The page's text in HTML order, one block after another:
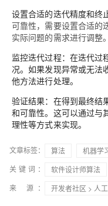
设置合适的迭代精度和终
可靠性，需要设置合适的
实际问题的需求进行调整。
监控迭代过程：在迭代过
况。如果发现异常或无法
他方法进行处理。
验证结果：在得到最终结
和可靠性。这可以通过与
理性等方式来实现。
文章标签： 算法 机器学
关键词：
软件设计师算法
来 源：
开发者社区 > 人